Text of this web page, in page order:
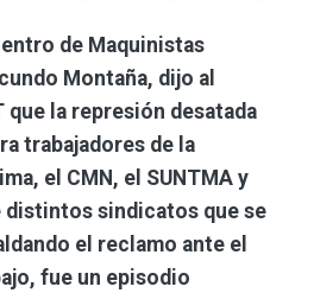
de Maquinistas
Montaña, dijo al
que la represión desatada
trabajadores de la
el CMN, el SUNTMA y
distintos sindicatos que se
el reclamo ante el
fue un episodio